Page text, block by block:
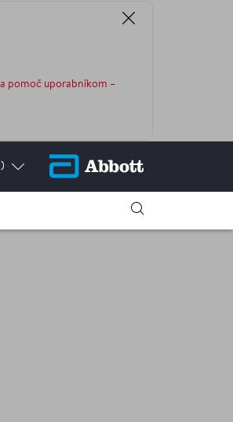
pomoč uporabnikom –